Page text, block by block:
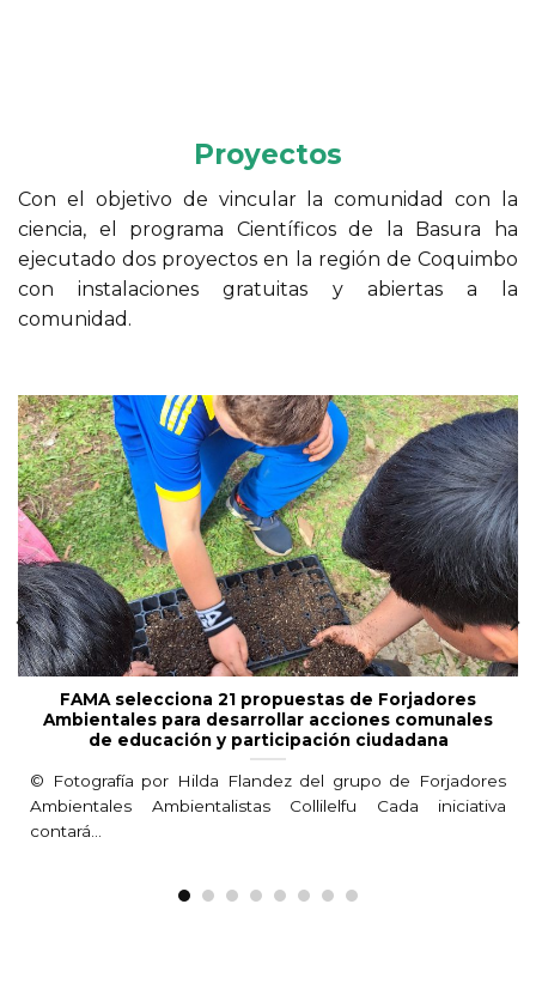
Proyectos
Con el objetivo de vincular la comunidad con la
ciencia, el programa Científicos de la Basura ha
ejecutado dos proyectos en la región de Coquimbo
con instalaciones gratuitas y abiertas a la
comunidad.
FAMA selecciona 21 propuestas de Forjadores
Ambientales para desarrollar acciones comunales
de educación y participación ciudadana
© Fotografía por Hilda Flandez del grupo de Forjadores
Ambientales Ambientalistas Collilelfu Cada iniciativa
contará...